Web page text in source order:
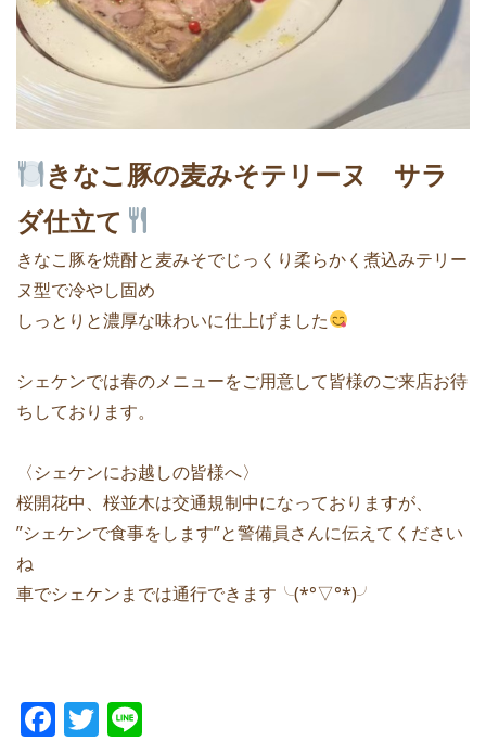
きなこ豚の麦みそテリーヌ サラ
ダ仕立て
きなこ豚を焼酎と麦みそでじっくり柔らかく煮込みテリー
ヌ型で冷やし固め
しっとりと濃厚な味わいに仕上げました
シェケンでは春のメニューをご用意して皆様のご来店お待
ちしております。
〈シェケンにお越しの皆様へ〉
桜開花中、桜並木は交通規制中になっておりますが、
”シェケンで食事をします”と警備員さんに伝えてください
ね
車でシェケンまでは通行できます╰(*°▽°*)╯
F T